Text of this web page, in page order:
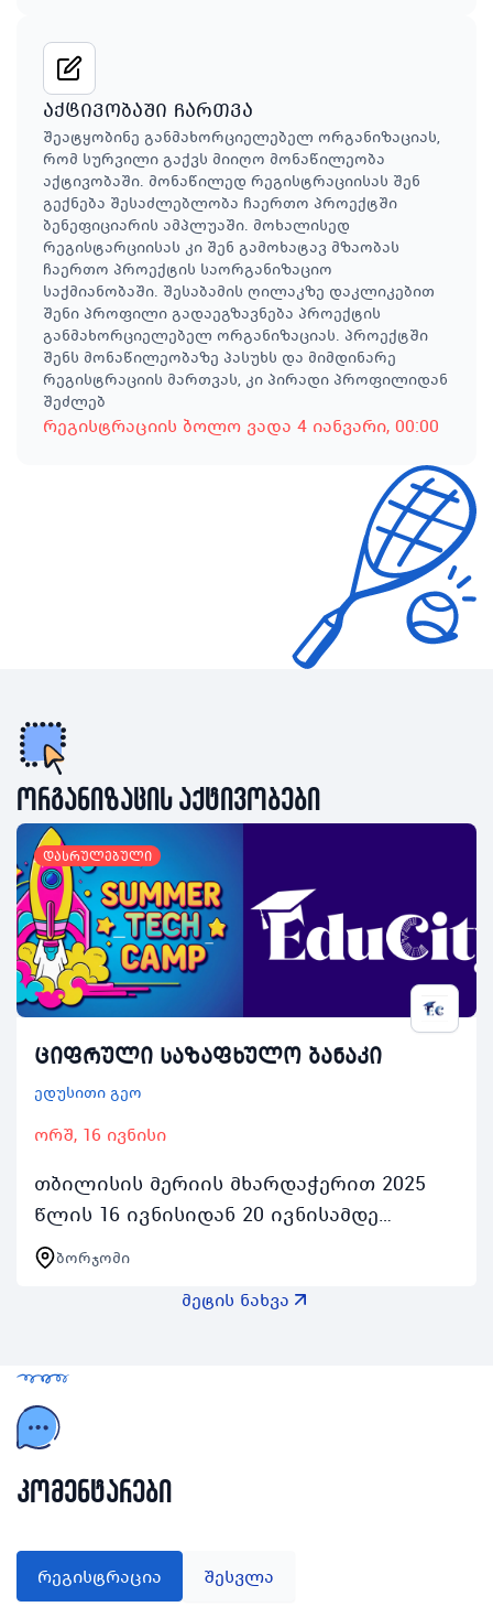
აქტივობაში ჩართვა
შეატყობინე განმახორციელებელ ორგანიზაციას,
რომ სურვილი გაქვს მიიღო მონაწილეობა
აქტივობაში. მონაწილედ რეგისტრაციისას შენ
გექნება შესაძლებლობა ჩაერთო პროექტში
ბენეფიციარის ამპლუაში. მოხალისედ
რეგისტარციისას კი შენ გამოხატავ მზაობას
ჩაერთო პროექტის საორგანიზაციო
საქმიანობაში. შესაბამის ღილაკზე დაკლიკებით
შენი პროფილი გადაეგზავნება პროექტის
განმახორციელებელ ორგანიზაციას. პროექტში
შენს მონაწილეობაზე პასუხს და მიმდინარე
რეგისტრაციის მართვას, კი პირადი პროფილიდან
შეძლებ
რეგისტრაციის ბოლო ვადა 4 იანვარი, 00:00
ორგანიზაცის აქტივობები
დასრულებული
ციფრული საზაფხულო ბანაკი
ედუსითი გეო
ორშ, 16 ივნისი
თბილისის მერიის მხარდაჭერით 2025
წლის 16 ივნისიდან 20 ივნისამდე
ბორჯომში ტარდება ციფრული
საზაფხულო ბანაკი რომელიც
ორგანიზებულია სასწავლო ცენტრ
ბორჯომი
მეტის ნახვა
კომენტარები
რეგისტრაცია შესვლა